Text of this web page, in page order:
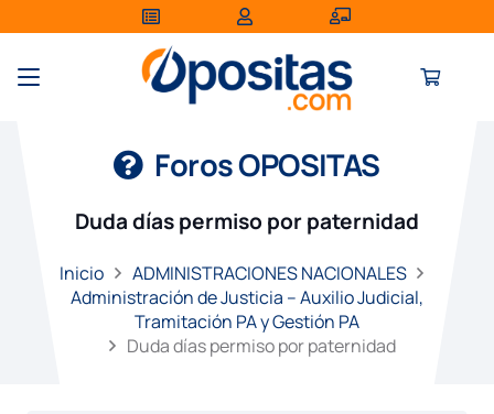
Foros OPOSITAS
Duda días permiso por paternidad
Inicio
ADMINISTRACIONES NACIONALES
Administración de Justicia – Auxilio Judicial,
Tramitación PA y Gestión PA
Duda días permiso por paternidad